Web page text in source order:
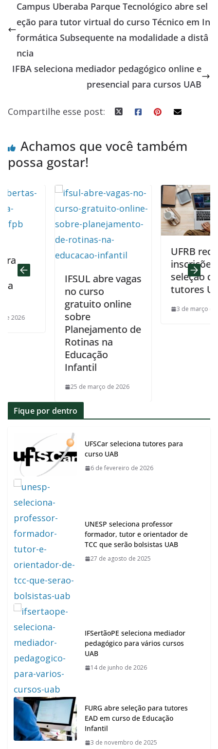
b
o
o
sk
y
s
A
p
e
dI
n
a
d
s
e
Campus Uberaba Parque Tecnológico abre sel
eção para tutor virtual do curso Técnico em In
formática Subsequente na modalidade a distâ
ncia
IFBA seleciona mediador pedagógico online e
presencial para cursos UAB
Compartilhe esse post:
Achamos que você também
possa gostar!
IFSUL abre vagas
no curso
gratuito online
sobre
Planejamento de
Rotinas na
Educação
Infantil
25 de março de 2026
UFRB recebe
inscrições
seleção de
tutores UAB
3 de março de 2026
Fique por dentro
UFSCar seleciona tutores para
curso UAB
6 de fevereiro de 2026
UNESP seleciona professor
formador, tutor e orientador de
TCC que serão bolsistas UAB
27 de agosto de 2025
IFSertãoPE seleciona mediador
pedagógico para vários cursos
UAB
14 de junho de 2026
FURG abre seleção para tutores
EAD em curso de Educação
Infantil
3 de novembro de 2025